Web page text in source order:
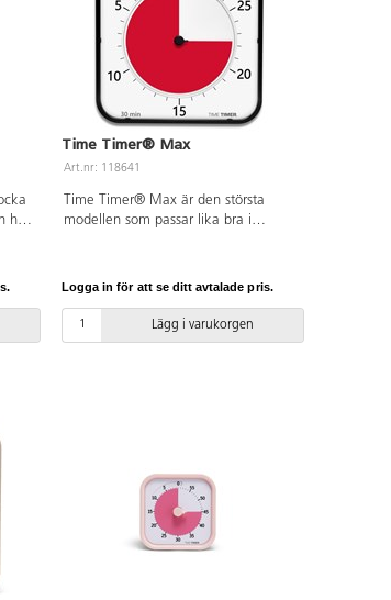
har
Time Timer® Max
Art.nr: 118641
Time Timer® Max är den största
modellen som passar lika bra i
Klockan kan användas på en plan yta
en magnetisk baksida. Byt enkelt
mellan medföljande urtavlor och
medel, högt. Mått: 44x44 cm.
Material: ABS och PC.
Logga in för att se ditt avtalade pris.
Lägg i varukorgen